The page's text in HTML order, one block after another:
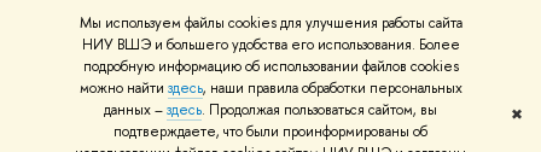
Мы используем файлы cookies для улучшения работы сайта
НИУ ВШЭ и большего удобства его использования. Более
подробную информацию об использовании файлов cookies
можно найти здесь, наши правила обработки персональных
данных –здесь. Продолжая пользоваться сайтом, вы
подтверждаете, что были проинформированы об
✖
Людям с ограниченными возможностями здоровья
Единая платежная страница
Работа в Вышке